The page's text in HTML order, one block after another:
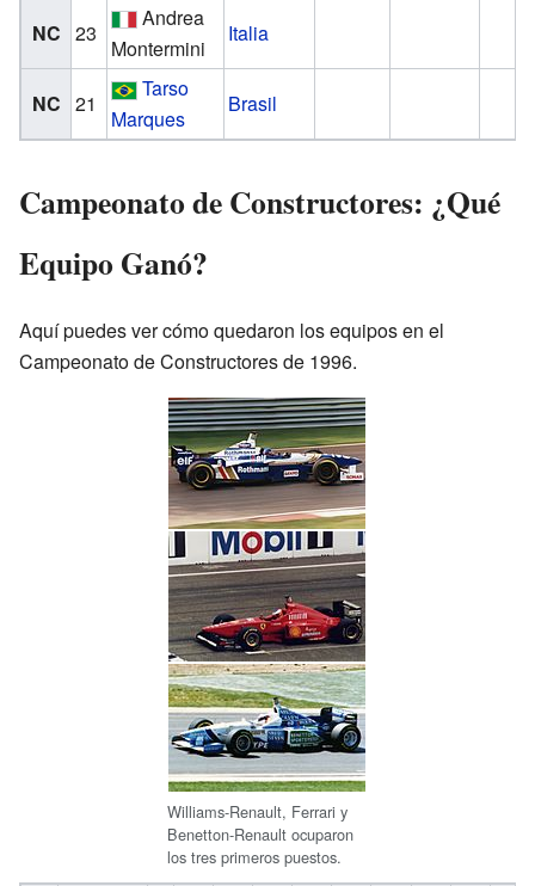
NC 23
Andrea
Montermini
Italia
NC 21
Tarso
Marques
Brasil
Campeonato de Constructores: ¿Qué
Equipo Ganó?
Aquí puedes ver cómo quedaron los equipos en el
Campeonato de Constructores de 1996.
Williams-Renault, Ferrari y
Benetton-Renault ocuparon
los tres primeros puestos.